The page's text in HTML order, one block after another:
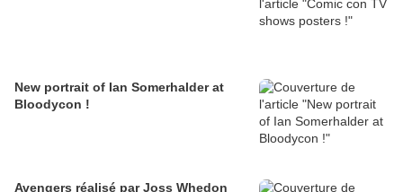
New portrait of Ian Somerhalder at
Bloodycon !
Avengers réalisé par Joss Whedon